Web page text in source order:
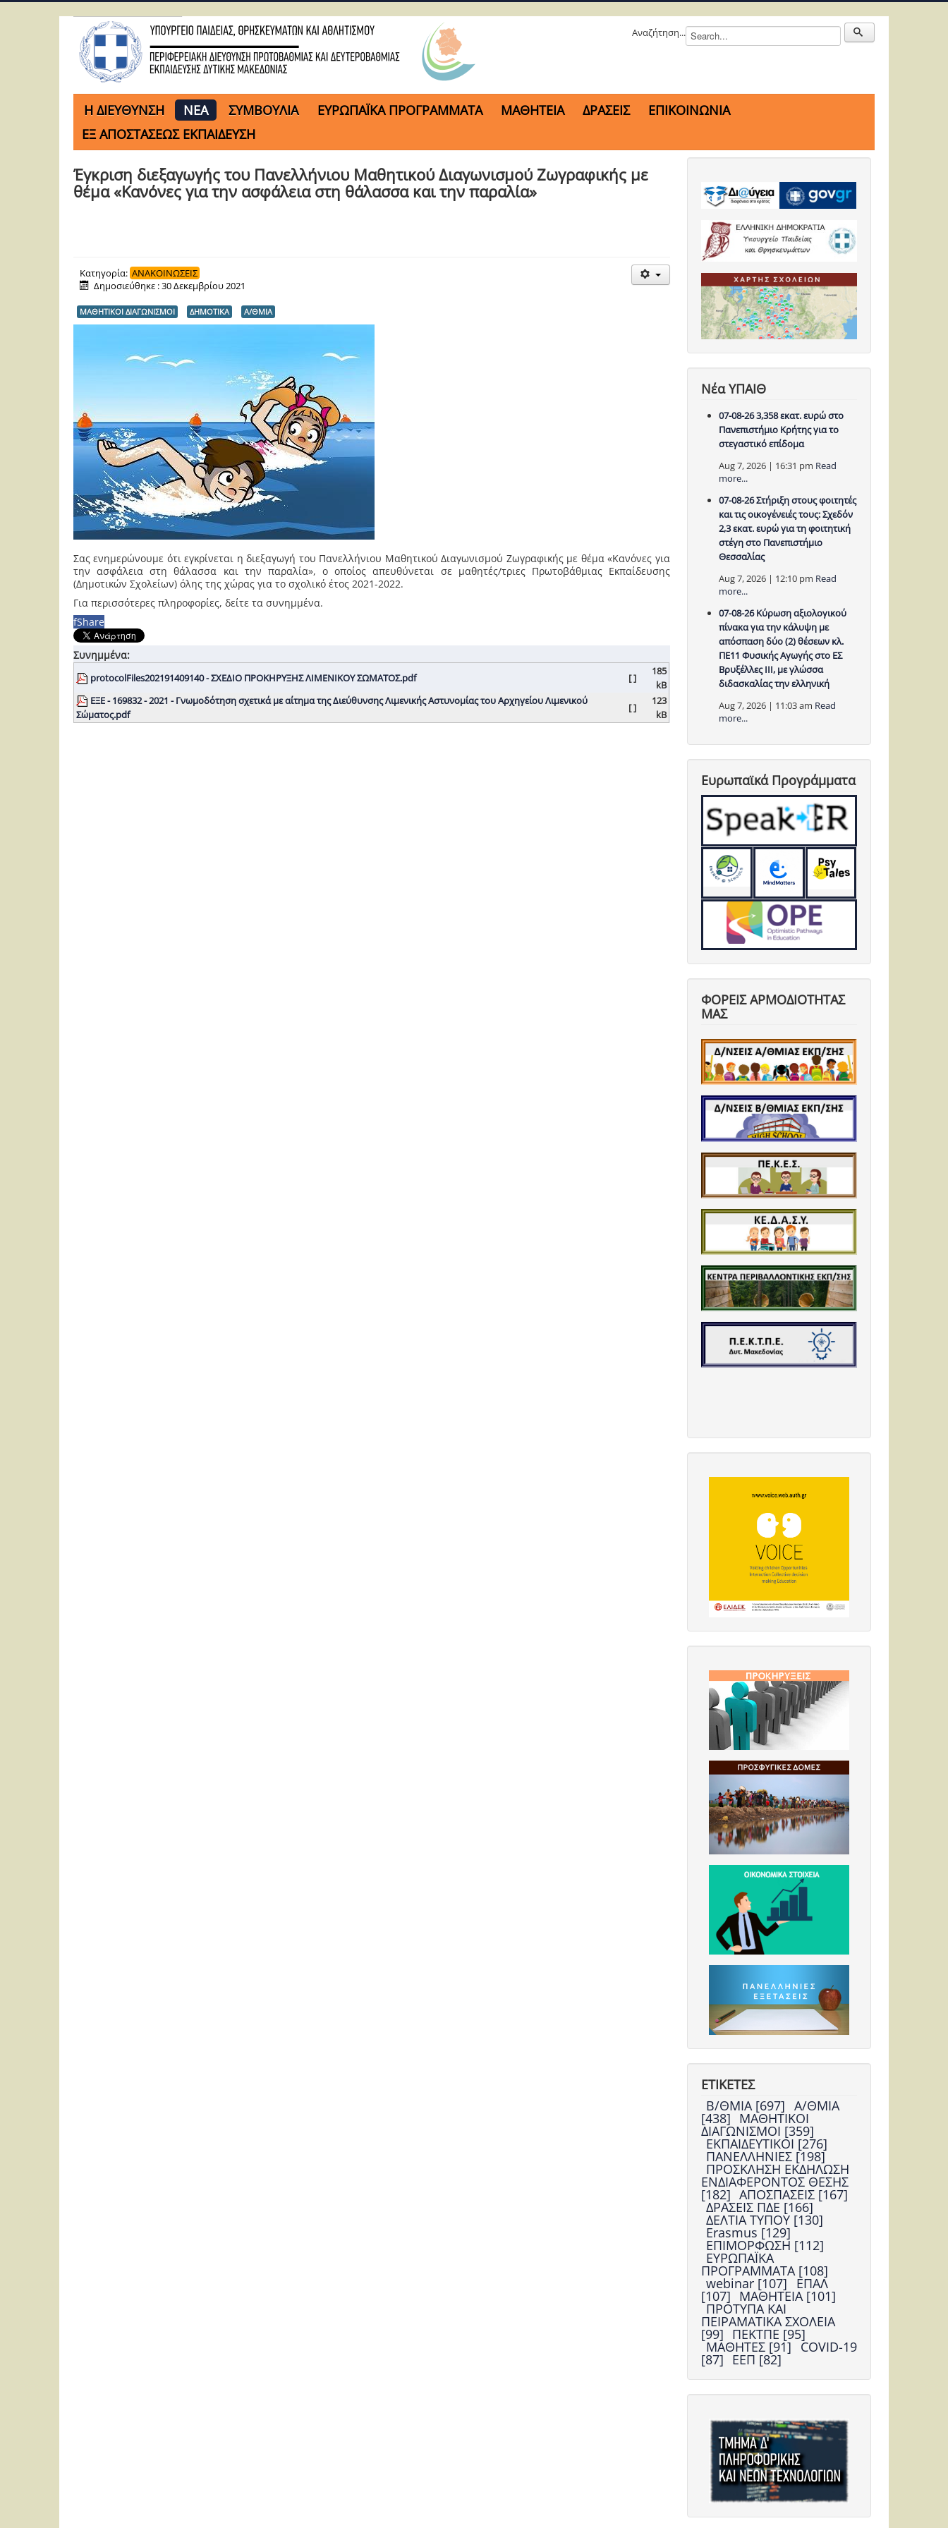
Αναζήτηση...
H ΔΙΕΥΘΥΝΣΗ ΝΕΑ ΣΥΜΒΟΥΛΙΑ ΕΥΡΩΠΑΪΚΑ ΠΡΟΓΡΑΜΜΑΤΑ ΜΑΘΗΤΕΙΑ ΔΡΑΣΕΙΣ
ΕΠΙΚΟΙΝΩΝΙΑ
ΕΞ ΑΠΟΣΤΑΣΕΩΣ ΕΚΠΑΙΔΕΥΣΗ
Έγκριση διεξαγωγής του Πανελλήνιου Μαθητικού Διαγωνισμού Ζωγραφικής με
θέμα «Κανόνες για την ασφάλεια στη θάλασσα και την παραλία»
Κατηγορία: ΑΝΑΚΟΙΝΩΣΕΙΣ
Δημοσιεύθηκε : 30 Δεκεμβρίου 2021
ΜΑΘΗΤΙΚΟΙ ΔΙΑΓΩΝΙΣΜΟΙ ΔΗΜΟΤΙΚΑ Α/ΘΜΙΑ
Σας ενημερώνουμε ότι εγκρίνεται η διεξαγωγή του Πανελλήνιου Μαθητικού Διαγωνισμού Ζωγραφικής με θέμα «Κανόνες για
την ασφάλεια στη θάλασσα και την παραλία», ο οποίος απευθύνεται σε μαθητές/τριες Πρωτοβάθμιας Εκπαίδευσης
(Δημοτικών Σχολείων) όλης της χώρας για το σχολικό έτος 2021-2022.
Για περισσότερες πληροφορίες, δείτε τα συνημμένα.
fShare
Συνημμένα:
protocolFiles202191409140 - ΣΧΕΔΙΟ ΠΡΟΚΗΡΥΞΗΣ ΛΙΜΕΝΙΚΟΥ ΣΩΜΑΤΟΣ.pdf [ ]
185
kB
ΕΞΕ - 169832 - 2021 - Γνωμοδότηση σχετικά με αίτημα της Διεύθυνσης Λιμενικής Αστυνομίας του Αρχηγείου Λιμενικού
Σώματος.pdf
[ ]
123
kB
Νέα ΥΠΑΙΘ
07-08-26 3,358 εκατ. ευρώ στο
Πανεπιστήμιο Κρήτης για το
στεγαστικό επίδομα
Aug 7, 2026 | 16:31 pm Read
more...
07-08-26 Στήριξη στους φοιτητές
και τις οικογένειές τους: Σχεδόν
2,3 εκατ. ευρώ για τη φοιτητική
στέγη στο Πανεπιστήμιο
Θεσσαλίας
Aug 7, 2026 | 12:10 pm Read
more...
07-08-26 Κύρωση αξιολογικού
πίνακα για την κάλυψη με
απόσπαση δύο (2) θέσεων κλ.
ΠΕ11 Φυσικής Αγωγής στο ΕΣ
Βρυξέλλες ΙΙΙ, με γλώσσα
διδασκαλίας την ελληνική
Aug 7, 2026 | 11:03 am Read
more...
Ευρωπαϊκά Προγράμματα
ΦΟΡΕΙΣ ΑΡΜΟΔΙΟΤΗΤΑΣ
ΜΑΣ
ΕΤΙΚΕΤΕΣ
Β/ΘΜΙΑ [697] Α/ΘΜΙΑ
[438] ΜΑΘΗΤΙΚΟΙ
ΔΙΑΓΩΝΙΣΜΟΙ [359]
ΕΚΠΑΙΔΕΥΤΙΚΟΙ [276]
ΠΑΝΕΛΛΗΝΙΕΣ [198]
ΠΡΟΣΚΛΗΣΗ ΕΚΔΗΛΩΣΗ
ΕΝΔΙΑΦΕΡΟΝΤΟΣ ΘΕΣΗΣ
[182] ΑΠΟΣΠΑΣΕΙΣ [167]
ΔΡΑΣΕΙΣ ΠΔΕ [166]
ΔΕΛΤΙΑ ΤΥΠΟΥ [130]
Erasmus [129]
ΕΠΙΜΟΡΦΩΣΗ [112]
ΕΥΡΩΠΑΪΚΑ
ΠΡΟΓΡΑΜΜΑΤΑ [108]
webinar [107] ΕΠΑΛ
[107] ΜΑΘΗΤΕΙΑ [101]
ΠΡΟΤΥΠΑ ΚΑΙ
ΠΕΙΡΑΜΑΤΙΚΑ ΣΧΟΛΕΙΑ
[99] ΠΕΚΤΠΕ [95]
ΜΑΘΗΤΕΣ [91] COVID-19
[87] ΕΕΠ [82]